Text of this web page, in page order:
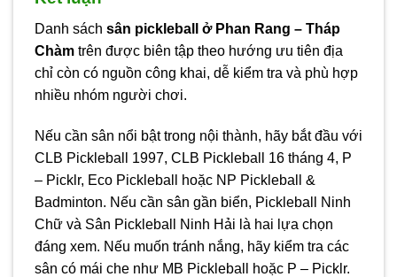
Danh sách sân pickleball ở Phan Rang – Tháp
Chàm trên được biên tập theo hướng ưu tiên địa
chỉ còn có nguồn công khai, dễ kiểm tra và phù hợp
nhiều nhóm người chơi.
Nếu cần sân nổi bật trong nội thành, hãy bắt đầu với
CLB Pickleball 1997, CLB Pickleball 16 tháng 4, P
– Picklr, Eco Pickleball hoặc NP Pickleball &
Badminton. Nếu cần sân gần biển, Pickleball Ninh
Chữ và Sân Pickleball Ninh Hải là hai lựa chọn
đáng xem. Nếu muốn tránh nắng, hãy kiểm tra các
sân có mái che như MB Pickleball hoặc P – Picklr.